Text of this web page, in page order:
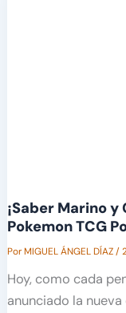
¡Saber Marino
Pokemon TCG
PorMIGUEL ÁNGEL DÍAZ/
Hoy, como cada
anunciado la